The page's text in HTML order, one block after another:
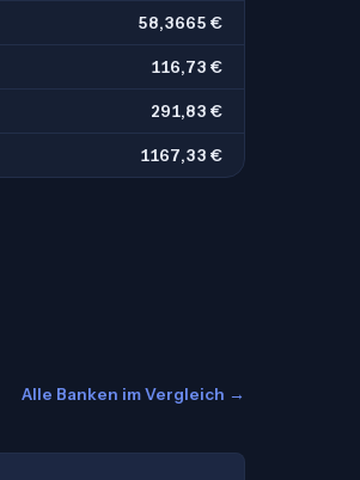
58,3665 €
116,73 €
291,83 €
1167,33 €
Alle Banken im Vergleich →